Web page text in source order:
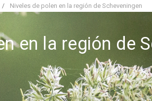
/ Niveles de polen en la región de Scheveningen
en la región de